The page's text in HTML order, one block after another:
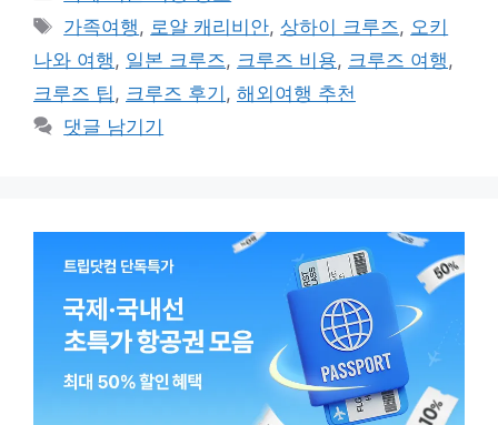
테
리
태
그
가족여행, 로얄 캐리비안, 상하이 크루즈, 오키
나와 여행, 일본 크루즈, 크루즈 비용, 크루즈 여행,
크루즈 팁, 크루즈 후기 , 해외여행 추천
댓글 남기기